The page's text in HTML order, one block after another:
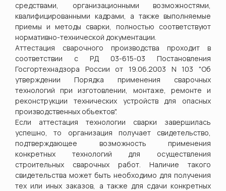
средствами, организационными возможностями,
квалифицированными кадрами, а также выполняемые
приемы и методы сварки, полностью соответствуют
нормативно-технической документации.
Аттестация сварочного производства проходит в
соответствии с РД 03-615-03 Постановления
Госгортехнадзора России от 19.06.2003 N 103 "Об
утверждении Порядка применения сварочных
технологий при изготовлении, монтаже, ремонте и
реконструкции технических устройств для опасных
производственных объектов".
Если аттестация технологии сварки завершилась
успешно, то организация получает свидетельство,
подтверждающее возможность применения
конкретных технологий для осуществления
строительных сварочных работ. Наличие такого
свидетельства может быть необходимо для получения
тех или иных заказов, а также для сдачи конкретных